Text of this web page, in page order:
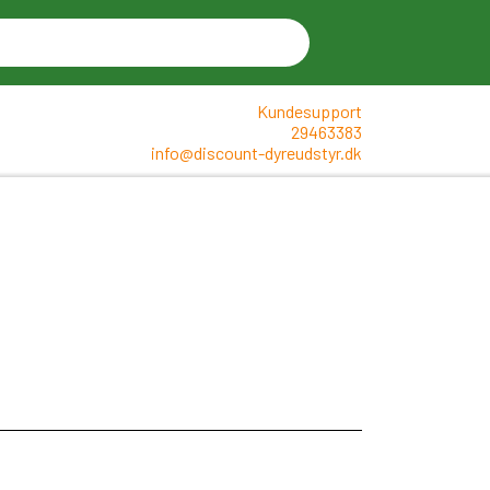
Kundesupport
29463383
info@discount-dyreudstyr.dk